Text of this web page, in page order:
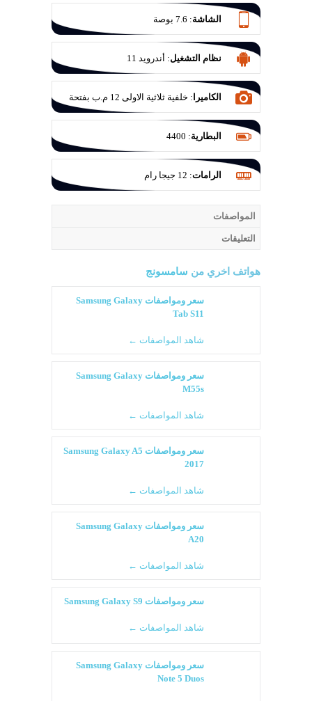
الشاشة: 7.6 بوصة
نظام التشغيل: أندرويد 11
الكاميرا :
خلفية ثلاثية الاولى 12 م.ب بفتحة
عدسة F/1.8 بمثبت بصري والثانية 12 م.ب
للزوم بفتحة عدسة F/2.4 بمثبت بصري
F/2.2
البطارية:
4400
الرامات: 12 جيجا رام
المواصفات
التعليقات
هواتف اخري من سامسونج
سعر ومواصفات Samsung Galaxy
Tab S11
شاهد المواصفات ←
سعر ومواصفات Samsung Galaxy
M55s
شاهد المواصفات ←
سعر ومواصفات Samsung Galaxy A5
2017
شاهد المواصفات ←
سعر ومواصفات Samsung Galaxy
A20
شاهد المواصفات ←
سعر ومواصفات Samsung Galaxy S9
شاهد المواصفات ←
سعر ومواصفات Samsung Galaxy
Note 5 Duos